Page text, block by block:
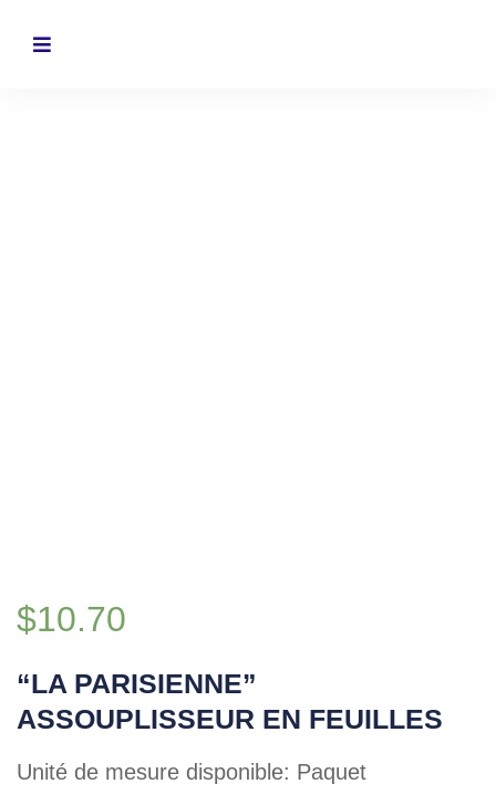
$10.70
“LA PARISIENNE”
ASSOUPLISSEUR EN FEUILLES
Unité de mesure disponible: Paquet